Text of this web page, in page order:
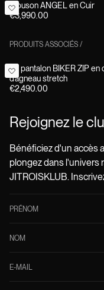
Blouson ANGEL en Cuir
€3,990.00
PRODUITS ASSOCIÉS /
Le pantalon BIKER ZIP en
d’agneau stretch
€2,490.00
Rejoignez le
Bénéficiez d'un accès
plongez dans l'univers
JITROISKLUB.
PRÉNOM
NOM
E-MAIL